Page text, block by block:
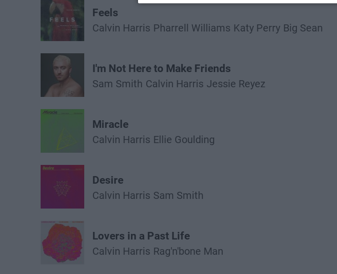
Feels
Calvin Harris Pharrell Williams Katy Perry Big Sean
I'm Not Here to Make Friends
Sam Smith Calvin Harris Jessie Reyez
Miracle
Calvin Harris Ellie Goulding
Desire
Calvin Harris Sam Smith
Lovers in a Past Life
Calvin Harris Rag'n'bone Man